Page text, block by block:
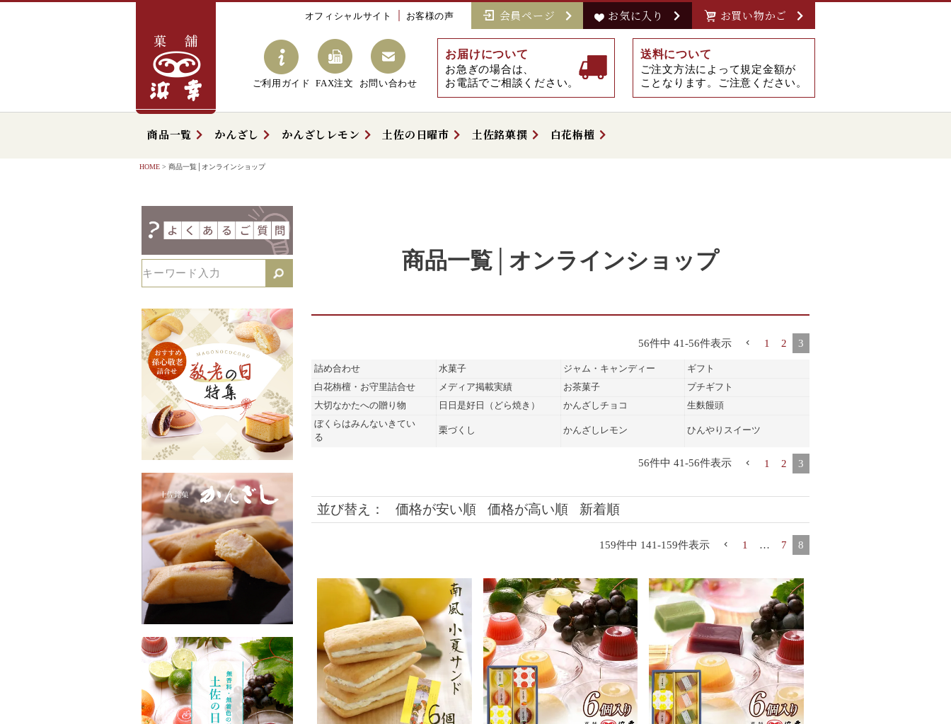
オフィシャルサイト お客様の声 会員ページ お気に入り お買い物かご
ご利用ガイド FAX注文 お問い合わせ
お届けについて
お急ぎの場合は、
お電話でご相談ください。
送料について
ご注文方法によって規定金額が
ことなります。ご注意ください。
商品一覧 かんざし かんざしレモン 土佐の日曜市 土佐銘菓撰 白花栴檀
HOME 商品一覧│オンラインショップ
商品一覧│オンラインショップ
56件中 41-56件表示 1 2 3
詰め合わせ 水菓子 ジャム・キャンディー
ギフト
白花栴檀・お守里詰合せ
メディア掲載実績 お茶菓子
プチギフト
大切なかたへの贈り物
日日是好日（どら焼き） かんざしチョコ
生麩饅頭
ぼくらはみんないきてい
る
栗づくし かんざしレモン ひんやりスイーツ
56件中 41-56件表示 1 2 3
並び替え 価格が安い順 価格が高い順 新着順
159件中 141-159件表示 1 … 7 8